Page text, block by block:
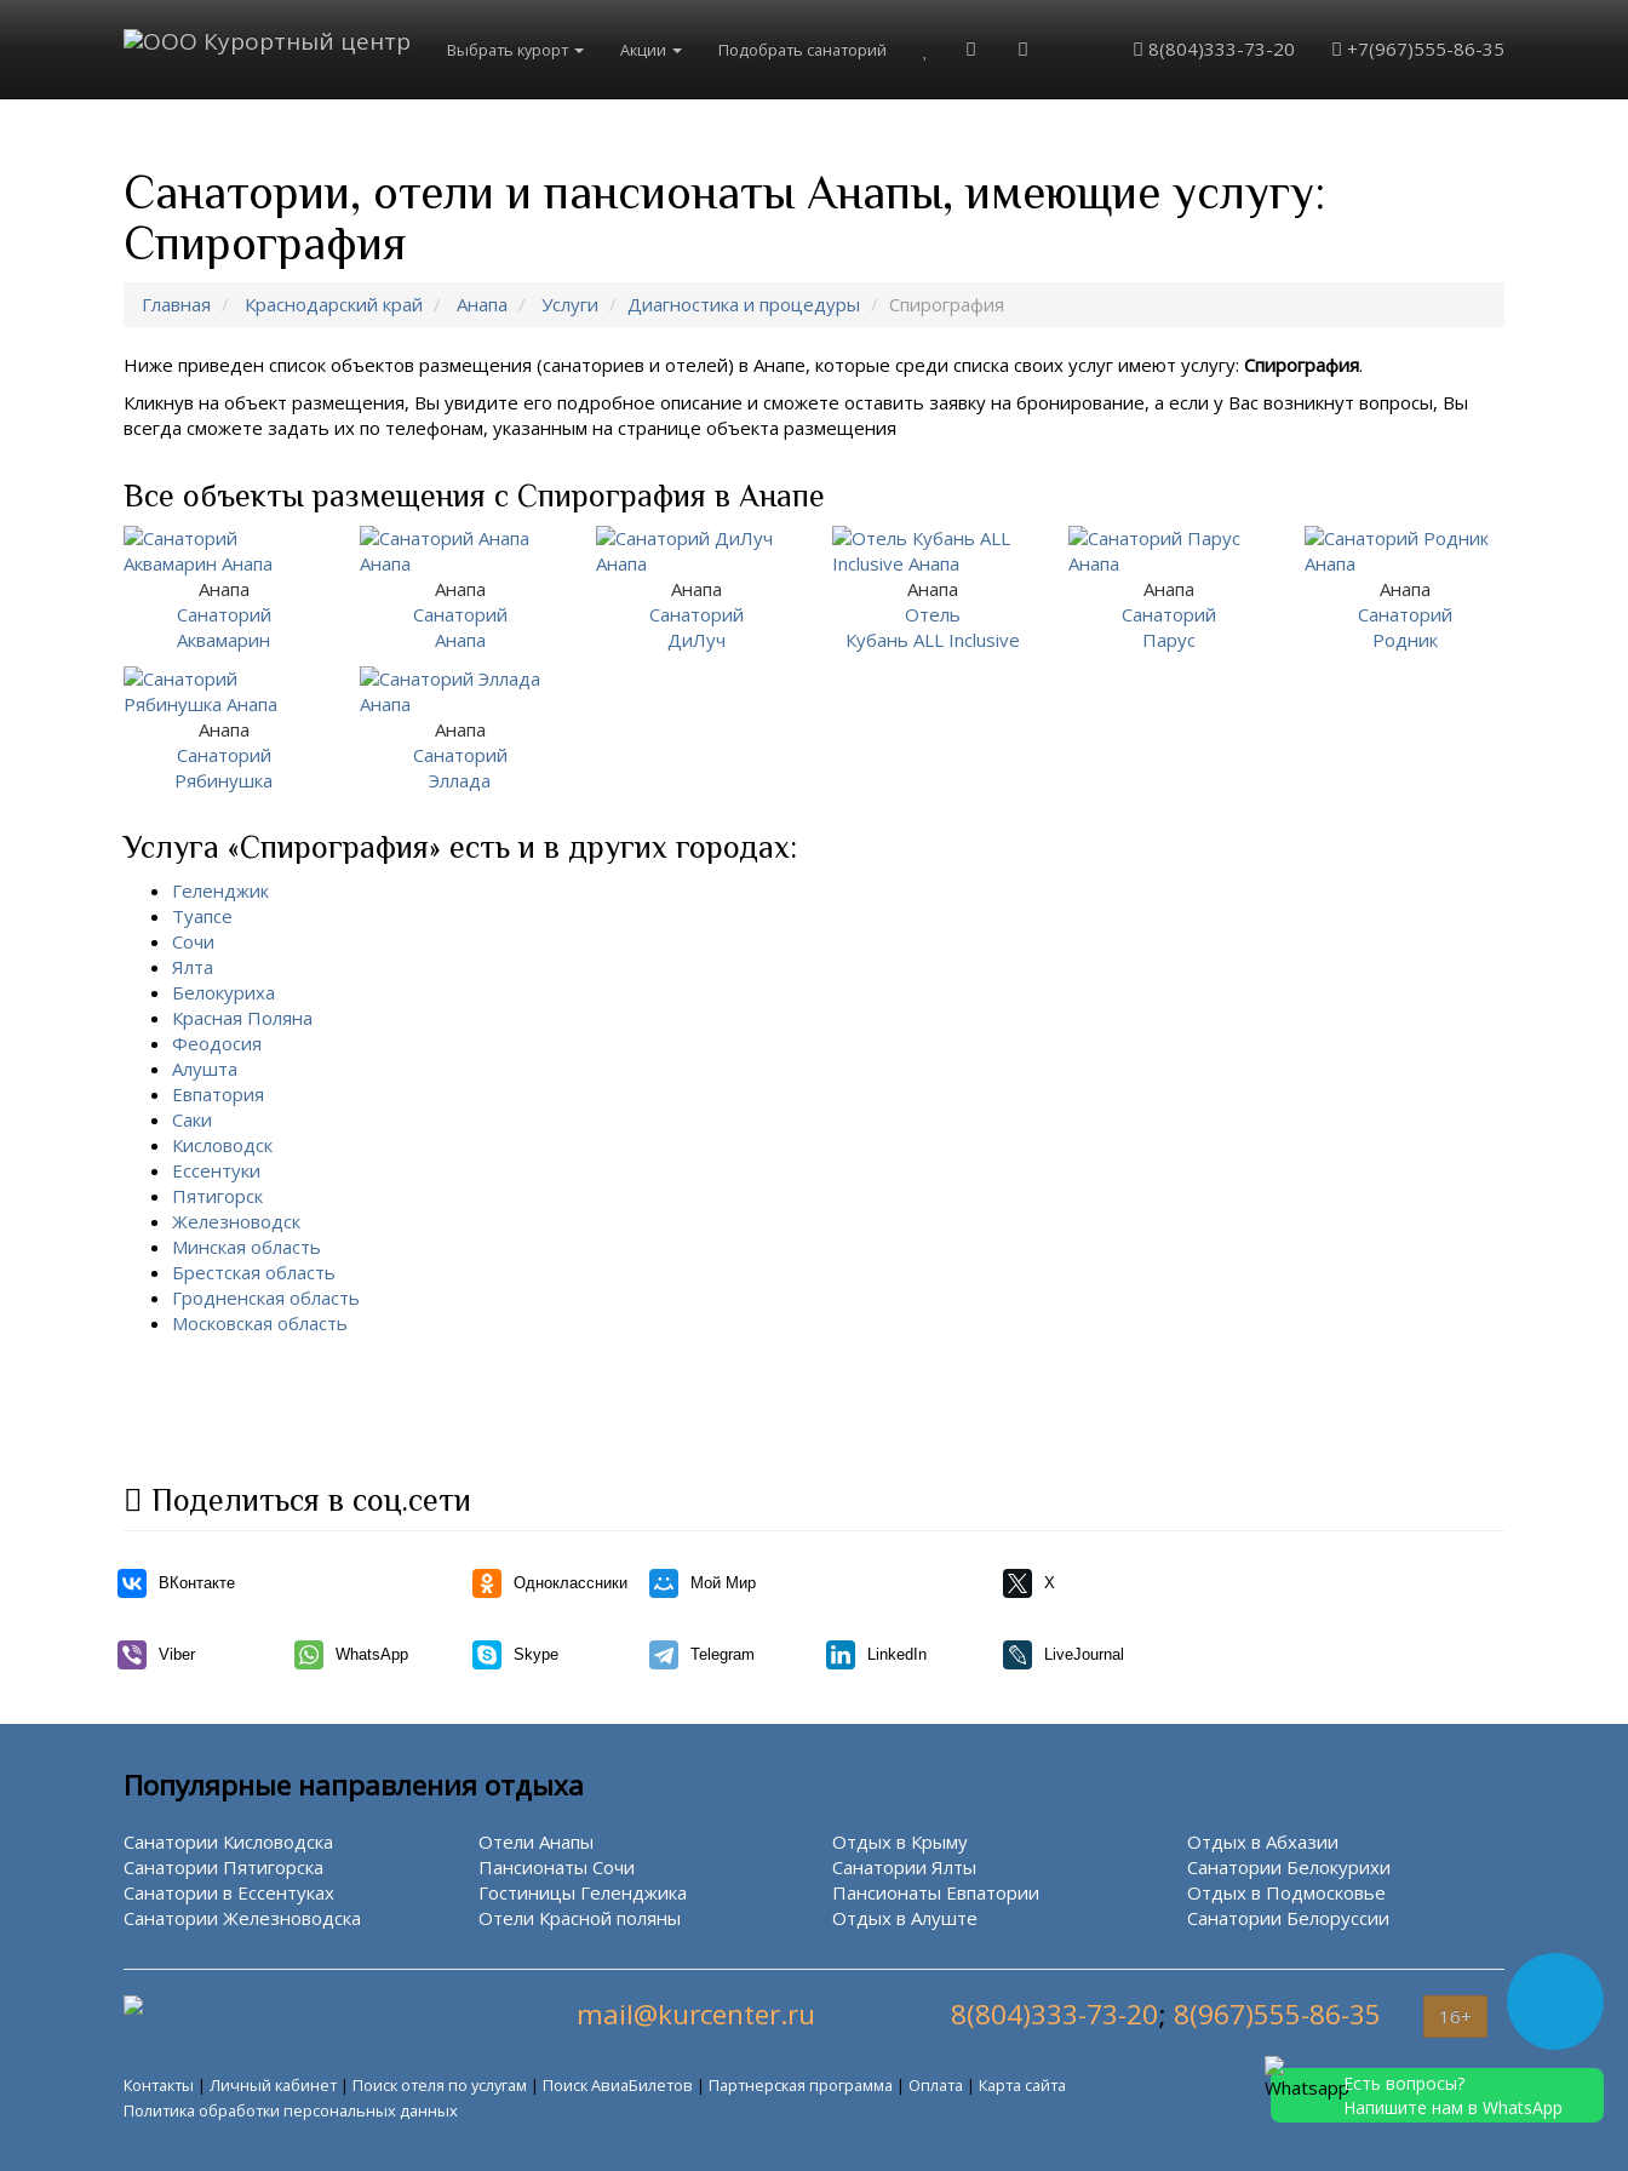
Выбрать курорт Акции Подобрать санаторий 8(804)333-73-20 +7(967)555-86-35
Санатории, отели и пансионаты Анапы, имеющие услугу:
Спирография
Главная Краснодарский край Анапа Услуги Диагностика и процедуры Спирография
Ниже приведен список объектов размещения (санаториев и отелей) в Анапе, которые среди списка своих услуг имеют услугу: Спирография.
Кликнув на объект размещения, Вы увидите его подробное описание и сможете оставить заявку на бронирование, а если у Вас возникнут вопросы, Вы
всегда сможете задать их по телефонам, указанным на странице объекта размещения
Все объекты размещения с Спирография в Анапе
Анапа
Санаторий
Аквамарин
Анапа
Санаторий
Анапа
Анапа
Санаторий
ДиЛуч
Анапа
Отель
Кубань ALL Inclusive
Анапа
Санаторий
Парус
Анапа
Санаторий
Родник
Анапа
Санаторий
Рябинушка
Анапа
Санаторий
Эллада
Услуга «Спирография» есть и в других городах:
Геленджик
Туапсе
Сочи
Ялта
Белокуриха
Красная Поляна
Феодосия
Алушта
Евпатория
Саки
Кисловодск
Ессентуки
Пятигорск
Железноводск
Минская область
Брестская область
Гродненская область
Московская область
Поделиться в соц.сети
ВКонтакте Одноклассники Мой Мир X
Viber WhatsApp Skype Telegram LinkedIn LiveJournal
Популярные направления отдыха
Санатории Кисловодска
Санатории Пятигорска
Санатории в Ессентуках
Санатории Железноводска
Отели Анапы
Пансионаты Сочи
Гостиницы Геленджика
Отели Красной поляны
Отдых в Крыму
Санатории Ялты
Пансионаты Евпатории
Отдых в Алуште
Отдых в Абхазии
Санатории Белокурихи
Отдых в Подмосковье
Санатории Белоруссии
mail@kurcenter.ru 8(804)333-73-20; 8(967)555-86-35 16+
Контакты | Личный кабинет| Поиск отеля по услугам | Поиск АвиаБилетов | Партнерская программа | Оплата | Карта сайта
Политика обработки персональных данных
Есть вопросы?
Напишите нам в WhatsApp